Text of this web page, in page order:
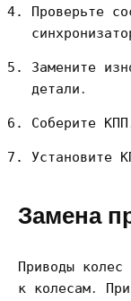
Проверьте
Замените
детали․
Соберите
Установите
Замена
Приводы
к колесам․